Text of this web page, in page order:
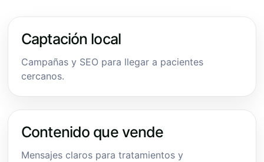
Captación local
Campañas y SEO para llegar a pacientes
cercanos.
Contenido que vende
Mensajes claros para tratamientos y